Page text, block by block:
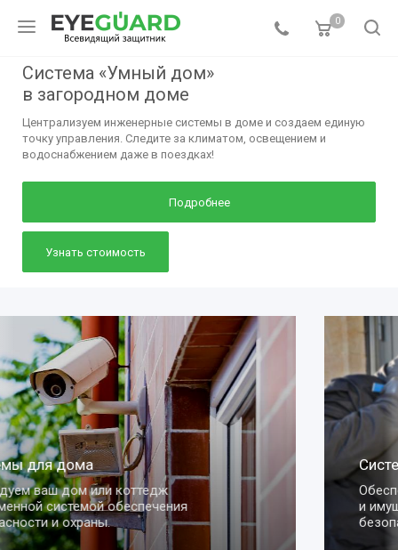
0
Система «Умный дом»
в загородном доме
Централизуем инженерные системы в доме и создаем единую
точку управления. Следите за климатом, освещением и
водоснабжением даже в поездках!
Подробнее
Узнать стоимость
Системы для квартиры
Обеспечим сохранность вашей квартиры
и имущества с помощью умных систем
безопасности.